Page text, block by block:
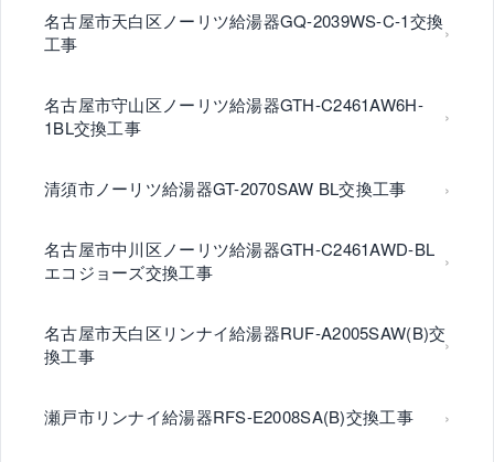
名古屋市天白区ノーリツ給湯器GQ-2039WS-C-1交換
工事
名古屋市守山区ノーリツ給湯器GTH-C2461AW6H-
1BL交換工事
清須市ノーリツ給湯器GT-2070SAW BL交換工事
名古屋市中川区ノーリツ給湯器GTH-C2461AWD-BL
エコジョーズ交換工事
名古屋市天白区リンナイ給湯器RUF-A2005SAW(B)交
換工事
瀬戸市リンナイ給湯器RFS-E2008SA(B)交換工事